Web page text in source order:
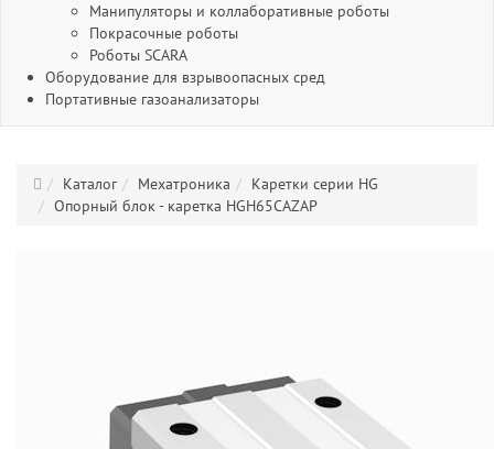
Манипуляторы и коллаборативные роботы
Покрасочные роботы
Роботы SCARA
Оборудование для взрывоопасных сред
Портативные газоанализаторы
Каталог Мехатроника
Каретки серии HG
Опорный блок - каретка HGH65CAZAP